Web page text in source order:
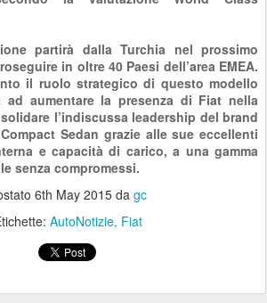
partirà dalla Turchia nel prossimo
in oltre 40 Paesi dell’area EMEA.
il ruolo strategico di questo modello
aumentare la presenza di Fiat nella
l’indiscussa leadership del brand
Sedan grazie alle sue eccellenti
e capacità di carico, a una gamma
senza compromessi.
6th May 2015 da gc
AutoNotizie Fiat